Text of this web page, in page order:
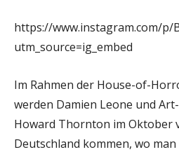
https://www.instagram.com/p/
utm_source=ig_embed
Im Rahmen der House-of-
werden Damien Leone und
Howard Thornton im Oktober
Deutschland kommen, wo